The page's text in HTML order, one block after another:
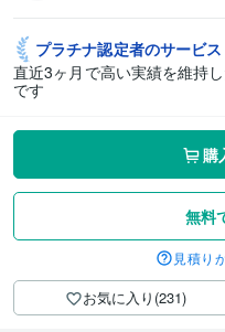
プラチナ認定者のサービス
直近3ヶ月で高い実績を維持
です
購
無料
見積り
お気に入り(231)